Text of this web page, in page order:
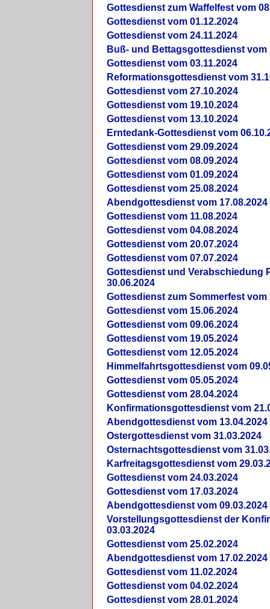
Gottesdienst zum Waffelfest vom
Gottesdienst vom 01.12.2024
Gottesdienst vom 24.11.2024
Buß- und Bettagsgottesdienst vom
Gottesdienst vom 03.11.2024
Reformationsgottesdienst vom
Gottesdienst vom 27.10.2024
Gottesdienst vom 19.10.2024
Gottesdienst vom 13.10.2024
Erntedank-Gottesdienst vom
Gottesdienst vom 29.09.2024
Gottesdienst vom 08.09.2024
Gottesdienst vom 01.09.2024
Gottesdienst vom 25.08.2024
Abendgottesdienst vom 17.08.2024
Gottesdienst vom 11.08.2024
Gottesdienst vom 04.08.2024
Gottesdienst vom 20.07.2024
Gottesdienst vom 07.07.2024
Gottesdienst und Verabschiedung
30.06.2024
Gottesdienst zum Sommerfest vom
Gottesdienst vom 15.06.2024
Gottesdienst vom 09.06.2024
Gottesdienst vom 19.05.2024
Gottesdienst vom 12.05.2024
Himmelfahrtsgottesdienst vom
Gottesdienst vom 05.05.2024
Gottesdienst vom 28.04.2024
Konfirmationsgottesdienst vom
Abendgottesdienst vom 13.04.2024
Ostergottesdienst vom 31.03.2024
Osternachtsgottesdienst vom
Karfreitagsgottesdienst vom
Gottesdienst vom 24.03.2024
Gottesdienst vom 17.03.2024
Abendgottesdienst vom 09.03.2024
Vorstellungsgottesdienst der
03.03.2024
Gottesdienst vom 25.02.2024
Abendgottesdienst vom 17.02.2024
Gottesdienst vom 11.02.2024
Gottesdienst vom 04.02.2024
Gottesdienst vom 28.01.2024